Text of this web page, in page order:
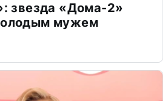
звезда «Дома-2»
мужем